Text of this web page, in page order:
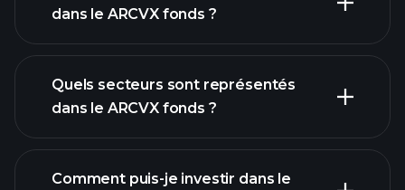
participations
dans le ARCVX fonds ?
participations
Quels secteurs sont représentés
dans le ARCVX fonds ?
Comment puis-je investir dans le